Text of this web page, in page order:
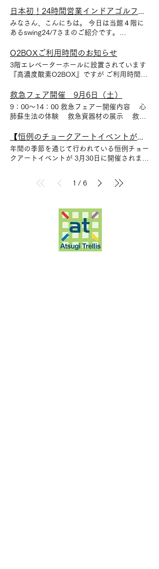
ザーシート／チャイルドシー ト 対応 ✅ コー
ティング ツヤと防汚、撥水効果！数か月間
の保護効果。 ✅ タイヤ＆ホイール洗浄 ブレ
ーキダスト・泥汚れをしっかり落とします！
軽減！ 🕒 営業時間・受付場所 営業時間：
10:00〜20:00 受付：厚木トレリス 立体駐車
場1F 📞 ご予約・お問い合わせ： 090-
Home | 226industry
みなさん、こんにちは。 今日は当館４階に
あるswing24/7さまのご紹介です。
インドアゴルフ練習場です。 スマホで簡単
予約、セキュリティカードで入店OK。 レン
タルシューズ・クラブ完備で気軽に練習。定
額でリーズナブルな料金。 自分のフォーム
分析も出来てゴルフ愛好者にとって理想の練
習スポットです。 忙しい現代人に最適な、
自由で便利なゴルフ空間となっています。
24時間営業はゴルフ好きの方にはとても魅
ているので、手ぶらでも行けちゃう。 そん
な空間で楽しく、自分のペースで練習してみ
ませんか？ 体験も随時受付中！ 詳しくはホ
O2BOXご利用時間のお知らせ
3階エレベーターホールに設置されています
『高濃度酸素O2BOX』ですが ご利用時間は
ります。 高濃度の酸素によって短い時間で
効果的な睡眠の質の改善が期待され 且つ、
通常睡眠の約1/3で同様の休息、そしてリラ
ックス効果も感じらます。 是非、その効果
をお試し下さい。
救急フェア開催 9月6日（土）
9：00～14：00 救急フェアー開催内容 心
肺蘇生法の体験 救急資器材の展示 救急
の乗車体験 問い合わせ先 厚木市消防本
部 救急救命課 046-223-9365
年間の季節を通じて行われている恒例チョー
クアートイベントが 3月30日に開催されまし
つもよりは参加者が少なめでしたが、それで
今回の路上アートも見事な作品をプロアーテ
ィスト達が描き 消えていってしまうのが勿
体ないくらいです。 次回は毎年爆発的な人
気企画【夏休み自由課題ワークショップ】
を７月または８月に予定しています。 ご期
1 / 6